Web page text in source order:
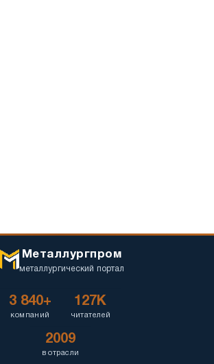
Металлургпром
металлургический портал
3 840+
компаний
127K
читателей
2009
в отрасли